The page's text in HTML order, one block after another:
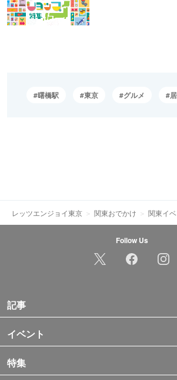
曙橋駅 東京 グルメ
レッツエンジョイ東京 関東おでかけ 関東イベ
Follow Us
記事
イベント
特集